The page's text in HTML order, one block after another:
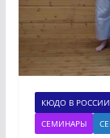
КЮДО В РОССИИ
СЕМИНАРЫ